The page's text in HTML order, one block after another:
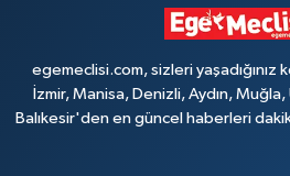
egemeclisi.com, sizleri
İzmir, Manisa, Denizli, Aydın,
Balıkesir'den en güncel haberleri